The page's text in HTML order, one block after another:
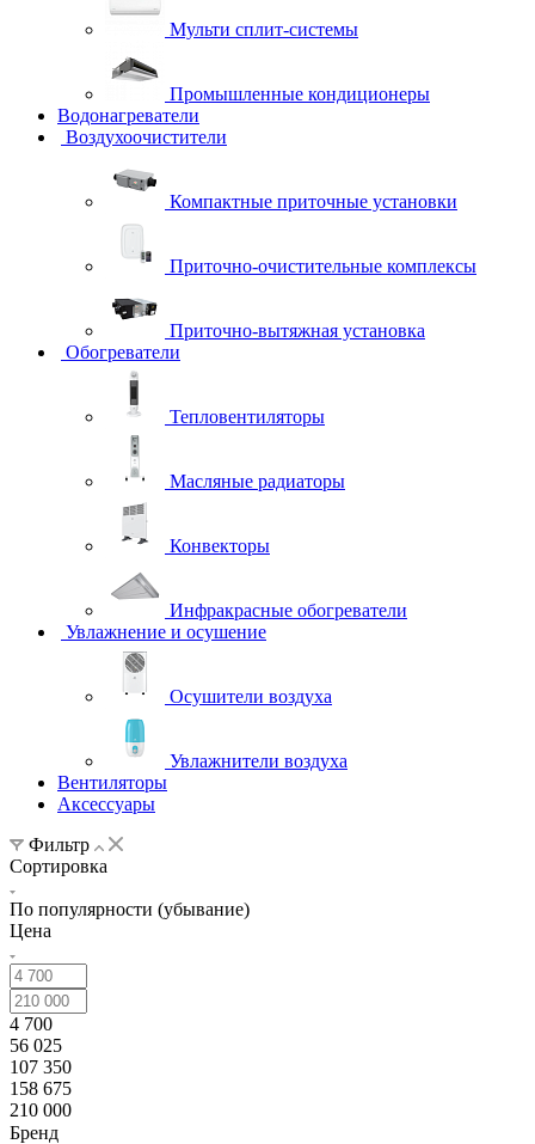
Мульти сплит-системы
Промышленные кондиционеры
Водонагреватели
Воздухоочистители
Компактные приточные установки
Приточно-очистительные комплексы
Приточно-вытяжная установка
Обогреватели
Тепловентиляторы
Масляные радиаторы
Конвекторы
Инфракрасные обогреватели
Увлажнение и осушение
Осушители воздуха
Увлажнители воздуха
Вентиляторы
Аксессуары
Фильтр
Сортировка
По популярности (убывание)
Цена
4 700
56 025
107 350
158 675
210 000
Бренд